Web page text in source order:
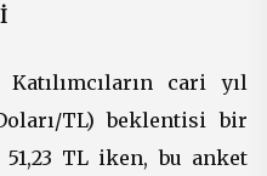
cari yıl
TL) beklentisi bir
TL iken, bu anket